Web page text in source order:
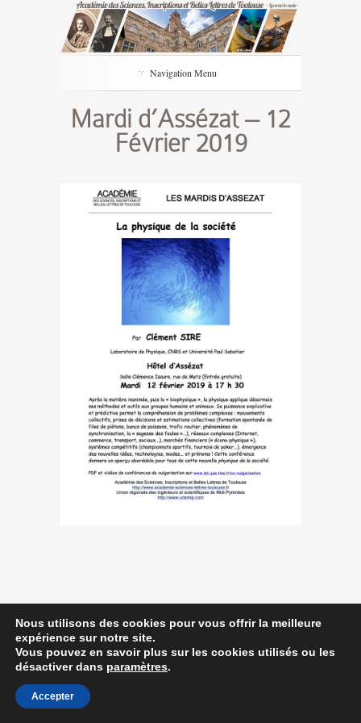
Navigation Menu
Mardi d’Assézat – 12
Février 2019
Contactez-nous|MA © 2014-2023
Nous utilisons des cookies pour vous offrir la meilleure
expérience sur notre site.
Vous pouvez en savoir plus sur les cookies utilisés ou les
désactiver dans paramètres.
Accepter